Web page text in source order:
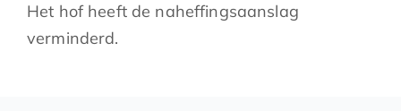
Het hof heeft de naheffingsaanslag
verminderd.